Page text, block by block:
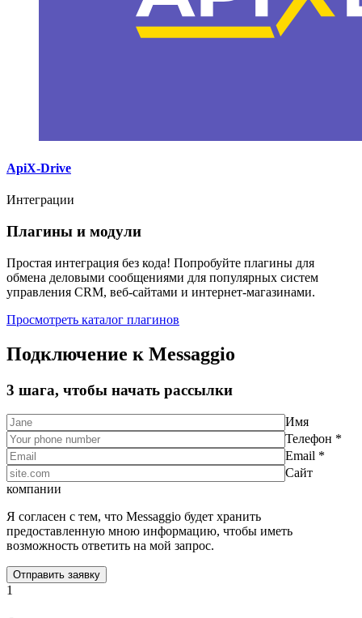
ApiX-Drive
Интеграции
Плагины и модули
Простая интеграция без кода! Попробуйте плагины для
обмена деловыми сообщениями для популярных систем
управления CRM, веб-сайтами и интернет-магазинами.
Просмотреть каталог плагинов
Подключение к Messaggio
3 шага, чтобы начать рассылки
Имя
Телефон *
Email *
Сайт
компании
Я согласен с тем, что Messaggio будет хранить
предоставленную мною информацию, чтобы иметь
возможность ответить на мой запрос.
1